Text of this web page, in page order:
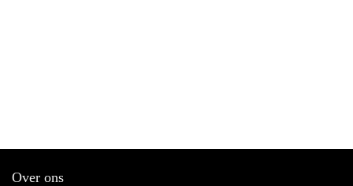
Over ons